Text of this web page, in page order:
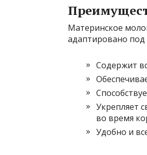
Материнское
адаптировано
Содержит
Укрепляет
во время
Удобно и